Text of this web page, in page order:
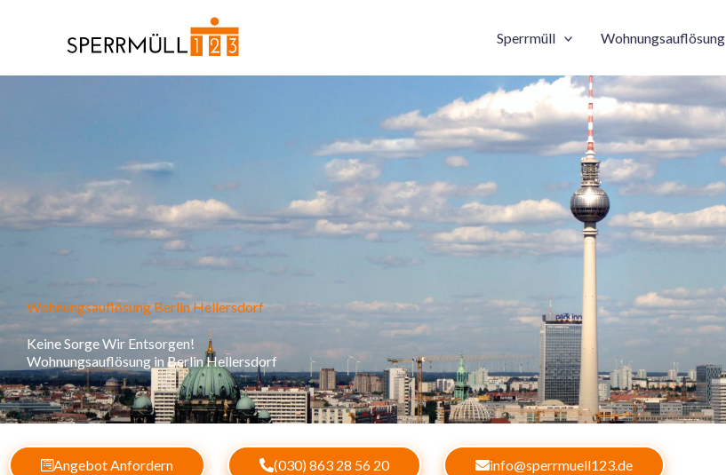
Sperrmüll Wohnungsauflösung
Wohnungsauflösung Berlin Hellersdorf
Keine Sorge Wir Entsorgen!
Wohnungsauflösung in Berlin Hellersdorf
Angebot Anfordern (030) 863 28 56 20 info@sperrmuell123.de